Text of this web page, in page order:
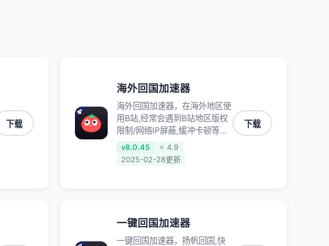
下载
海外回国加速器
海外回国加速器，在海外地区使
用B站,经常会遇到B站地区版权
限制/网络IP屏蔽,缓冲卡顿等问
题,使用我们的哔哩哔哩专用回
国VPN,可加速解决各类网络问
v8.0.45
⭐ 4.9
2025-02-28更新
下载
一键回国加速器
一键回国加速器，扬帆回国,快